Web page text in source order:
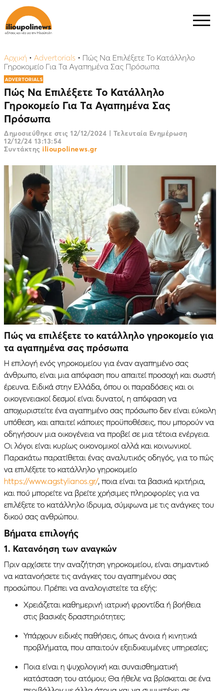
Αρχική • Advertorials • Πώς Να Επιλέξετε Το Κατάλληλο
Γηροκομείο Για Τα Αγαπημένα Σας Πρόσωπα
ADVERTORIALS
Πώς Να Επιλέξετε Το Κατάλληλο
Γηροκομείο Για Τα Αγαπημένα Σας
Πρόσωπα
Δημοσιεύθηκε στις 12/12/2024 | Τελευταία Ενημέρωση
12/12/24 13:13:54
Συντάκτης ilioupolinews.gr
Πώς να επιλέξετε το κατάλληλο γηροκομείο για
τα αγαπημένα σας πρόσωπα
Η επιλογή ενός γηροκομείου για έναν αγαπημένο σας
άνθρωπο, είναι μια απόφαση που απαιτεί προσοχή και σωστή
έρευνα. Ειδικά στην Ελλάδα, όπου οι παραδόσεις και οι
οικογενειακοί δεσμοί είναι δυνατοί, η απόφαση να
αποχωριστείτε ένα αγαπημένο σας πρόσωπο δεν είναι εύκολη
υπόθεση, και απαιτεί κάποιες προϋποθέσεις, που μπορούν να
οδηγήσουν μια οικογένεια να προβεί σε μια τέτοια ενέργεια.
Οι λόγοι είναι κυρίως οικονομικοί αλλά και κοινωνικοί.
Παρακάτω παρατίθεται ένας αναλυτικός οδηγός, για το πώς
να επιλέξετε το κατάλληλο γηροκομείο
https://www.agstylianos.gr/, ποια είναι τα βασικά κριτήρια,
και πού μπορείτε να βρείτε χρήσιμες πληροφορίες για να
επιλέξετε το κατάλληλο ίδρυμα, σύμφωνα με τις ανάγκες του
δικού σας ανθρώπου.
Βήματα επιλογής
1. Κατανόηση των αναγκών
Πριν αρχίσετε την αναζήτηση γηροκομείου, είναι σημαντικό
να κατανοήσετε τις ανάγκες του αγαπημένου σας
προσώπου. Πρέπει να αναλογιστείτε τα εξής:
Χρειάζεται καθημερινή ιατρική φροντίδα ή βοήθεια
στις βασικές δραστηριότητες;
Υπάρχουν ειδικές παθήσεις, όπως άνοια ή κινητικά
προβλήματα, που απαιτούν εξειδικευμένες υπηρεσίες;
Ποια είναι η ψυχολογική και συναισθηματική
κατάσταση του ατόμου; Θα ήθελε να βρίσκεται σε ένα